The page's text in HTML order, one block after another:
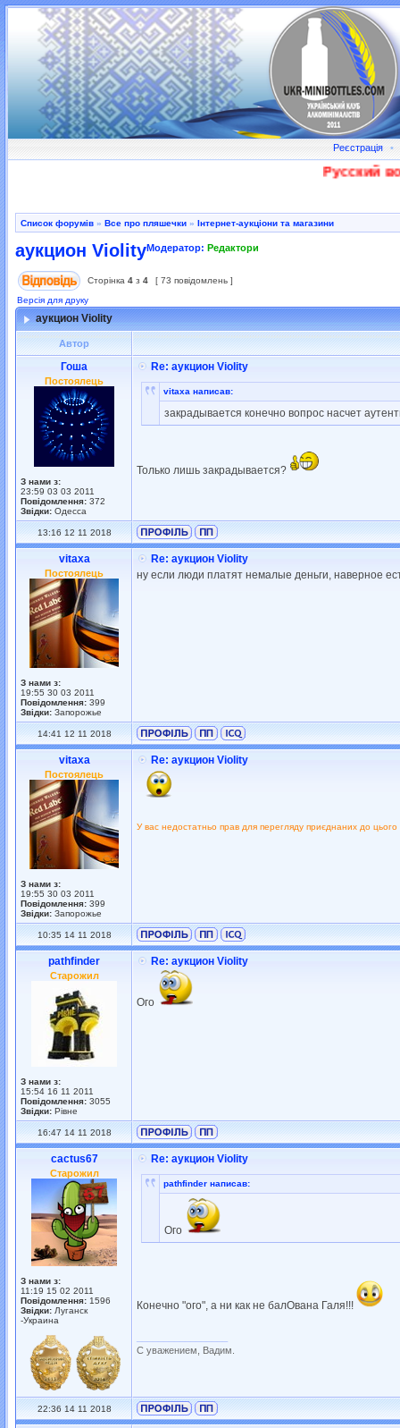
Реєстрація •
Русский
Список форумів » Все про пляшечки » Інтернет-аукціони та магазини
аукцион ViolityМодератор: Редактори
Сторінка 4 з 4
[ 73 повідомлень ]
Версія для друку
аукцион Violity
Автор
Гоша
Постоялець
З нами з:
23:59 03 03 2011
Повідомлення: 372
Звідки: Одесса
Re: аукцион Violity
vitaxa написав:
закрадывается конечно вопрос насчет
Только лишь закрадывается?
13:16 12 11 2018
vitaxa
Постоялець
З нами з:
19:55 30 03 2011
Повідомлення: 399
Звідки: Запорожье
Re: аукцион Violity
ну если люди платят немалые деньги, наверное
14:41 12 11 2018
vitaxa
Постоялець
З нами з:
19:55 30 03 2011
Повідомлення: 399
Звідки: Запорожье
Re: аукцион Violity
У вас недостатньо прав для перегляду приєднаних до цього
10:35 14 11 2018
pathfinder
Старожил
З нами з:
15:54 16 11 2011
Повідомлення: 3055
Звідки: Рівне
Re: аукцион Violity
Ого
16:47 14 11 2018
cactus67
Старожил
З нами з:
11:19 15 02 2011
Повідомлення: 1596
Звідки: Луганск
-Украина
Re: аукцион Violity
pathfinder написав:
Ого
Конечно "ого", а ни как не балОвана Галя!!!
С уважением, Вадим.
22:36 14 11 2018